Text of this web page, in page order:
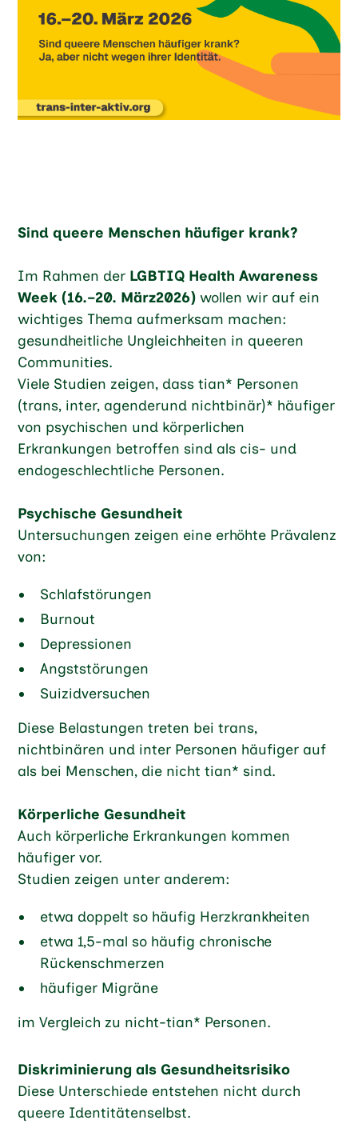
Sind queere Menschen häufiger krank?
Im Rahmen der LGBTIQ Health Awareness
Week (16.–20. März2026) wollen wir auf ein
wichtiges Thema aufmerksam machen:
gesundheitliche Ungleichheiten in queeren
Communities.
Viele Studien zeigen, dass tian* Personen
(trans, inter, agenderund nichtbinär)* häufiger
von psychischen und körperlichen
Erkrankungen betroffen sind als cis- und
endogeschlechtliche Personen.
Psychische Gesundheit
Untersuchungen zeigen eine erhöhte Prävalenz
von:
Schlafstörungen
Burnout
Depressionen
Angststörungen
Suizidversuchen
Diese Belastungen treten bei trans,
nichtbinären und inter Personen häufiger auf
als bei Menschen, die nicht tian* sind.
Körperliche Gesundheit
Auch körperliche Erkrankungen kommen
häufiger vor.
Studien zeigen unter anderem:
etwa doppelt so häufig Herzkrankheiten
etwa 1,5-mal so häufig chronische
Rückenschmerzen
häufiger Migräne
im Vergleich zu nicht-tian* Personen.
Diskriminierung als Gesundheitsrisiko
Diese Unterschiede entstehen nicht durch
queere Identitätenselbst.